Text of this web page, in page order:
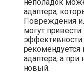
неполадок
адаптера,
Повреждения
могут
эффективности
рекомендуется
адаптера, а при
новый.